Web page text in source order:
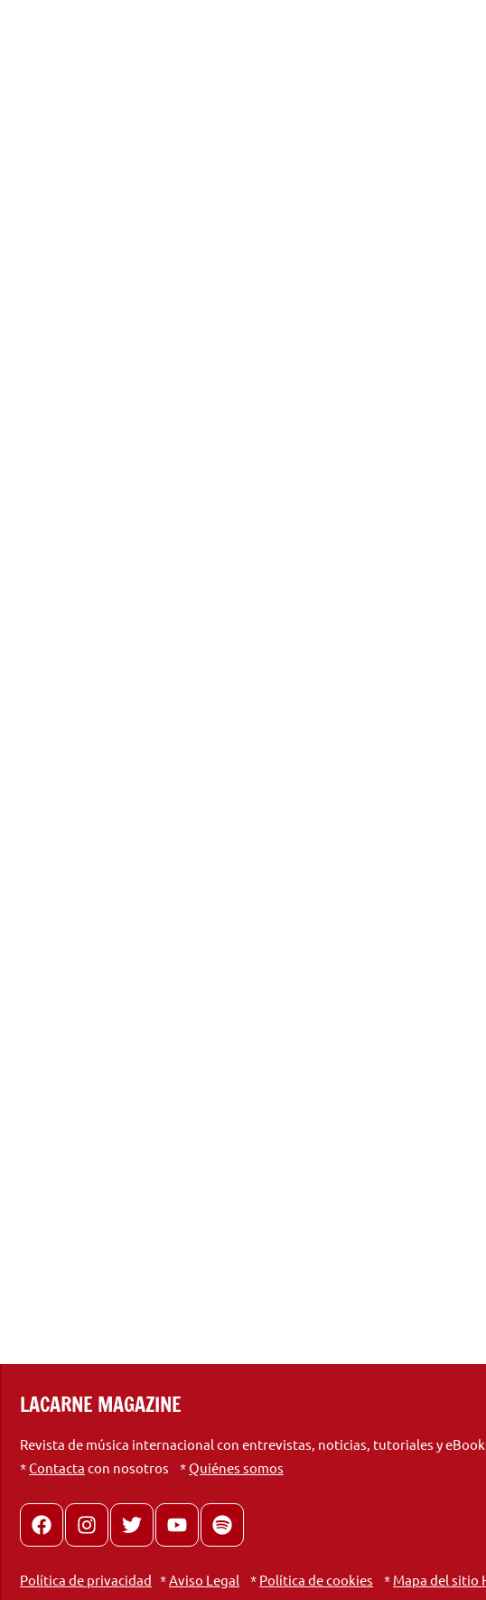
LACARNE MAGAZINE
Revista de música internacional con entrevistas, noticias, tutoriales y
*Contacta con nosotros *Quiénes somos
FacebookInstagram
X youtubespotify
Política de privacidad *Aviso Legal * Política de cookies * Mapa del sitio